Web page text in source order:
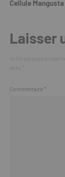
Cellule
Laisser
Commentaire *